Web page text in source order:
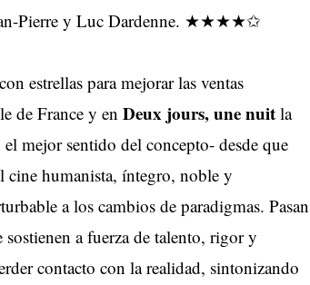
Pierre y Luc Dardenne. ★★★★✩
estrellas para mejorar las ventas
de France y en Deux jours, une nuit la
mejor sentido del concepto- desde que
cine humanista, íntegro, noble y
a los cambios de paradigmas. Pasan
a fuerza de talento, rigor y
contacto con la realidad, sintonizando